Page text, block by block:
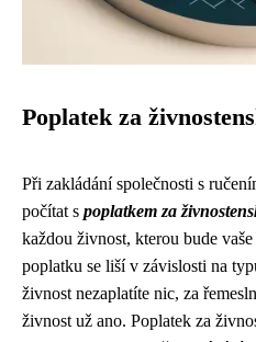
Poplatek za
Při zakládání společnosti s
počítat s poplatkem za
každou živnost, kterou bude
poplatku se liší v závislosti na
živnost nezaplatíte nic, za
živnost už ano. Poplatek za